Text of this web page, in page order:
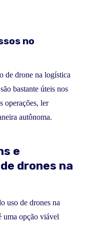
no
de drone na logística
bastante úteis nos
operações, ler
autônoma.
e
drones na
uso de drones na
uma opção viável